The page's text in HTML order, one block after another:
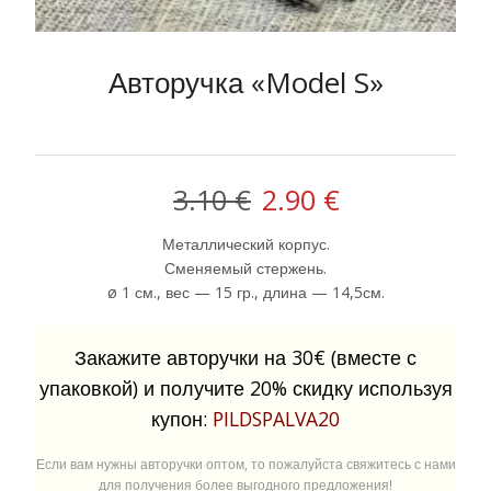
Авторучка «Model S»
3.10€ Первоначальная
цена
составляла
2.90 €Текущая
2.90 €.
Металлический корпус.
Сменяемый стержень.
ø 1 см., вес — 15 гр., длина — 14,5см.
Закажите авторучки на 30€ (вместе с
упаковкой) и получите 20% скидку используя
купон: PILDSPALVA20
Если вам нужны авторучки оптом, то пожалуйста свяжитесь с нами
для получения более выгодного предложения!